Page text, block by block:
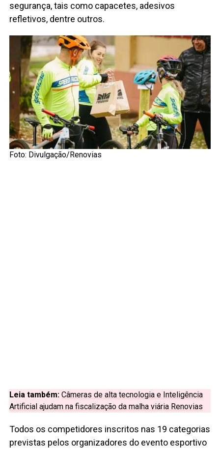
segurança, tais como capacetes, adesivos
refletivos, dentre outros.
Foto: Divulgação/Renovias
Leia também: Câmeras de alta tecnologia e Inteligência
Artificial ajudam na fiscalização da malha viária Renovias
Todos os competidores inscritos nas 19 categorias
previstas pelos organizadores do evento esportivo